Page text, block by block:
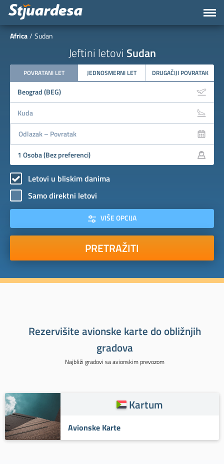
Africa Sudan
Jeftini letovi Sudan
POVRATANI LET JEDNOSMERNI LET DRUGAČIJI POVRATAK
Letovi u bliskim danima
Samo direktni letovi
VIŠE OPCIJA
PRETRAŽITI
Rezervišite avionske karte do obližnjih
gradova
Najbliži gradovi sa avionskim prevozom
Kartum
Avionske Karte